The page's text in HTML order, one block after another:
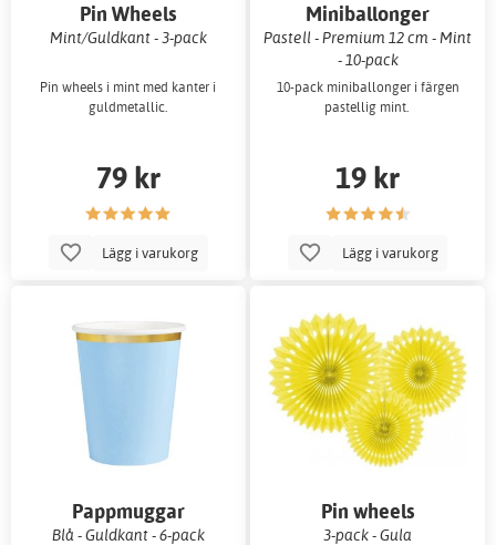
Pin Wheels
Mint/Guldkant - 3-pack
Pin wheels i mint med kanter i
guldmetallic.
79 kr
Lägg i varukorg
Miniballonger
Pastell - Premium 12 cm - Mint
- 10-pack
10-pack miniballonger i färgen
pastellig mint.
19 kr
Lägg i varukorg
Pappmuggar
Blå - Guldkant - 6-pack
Pin wheels
3-pack - Gula